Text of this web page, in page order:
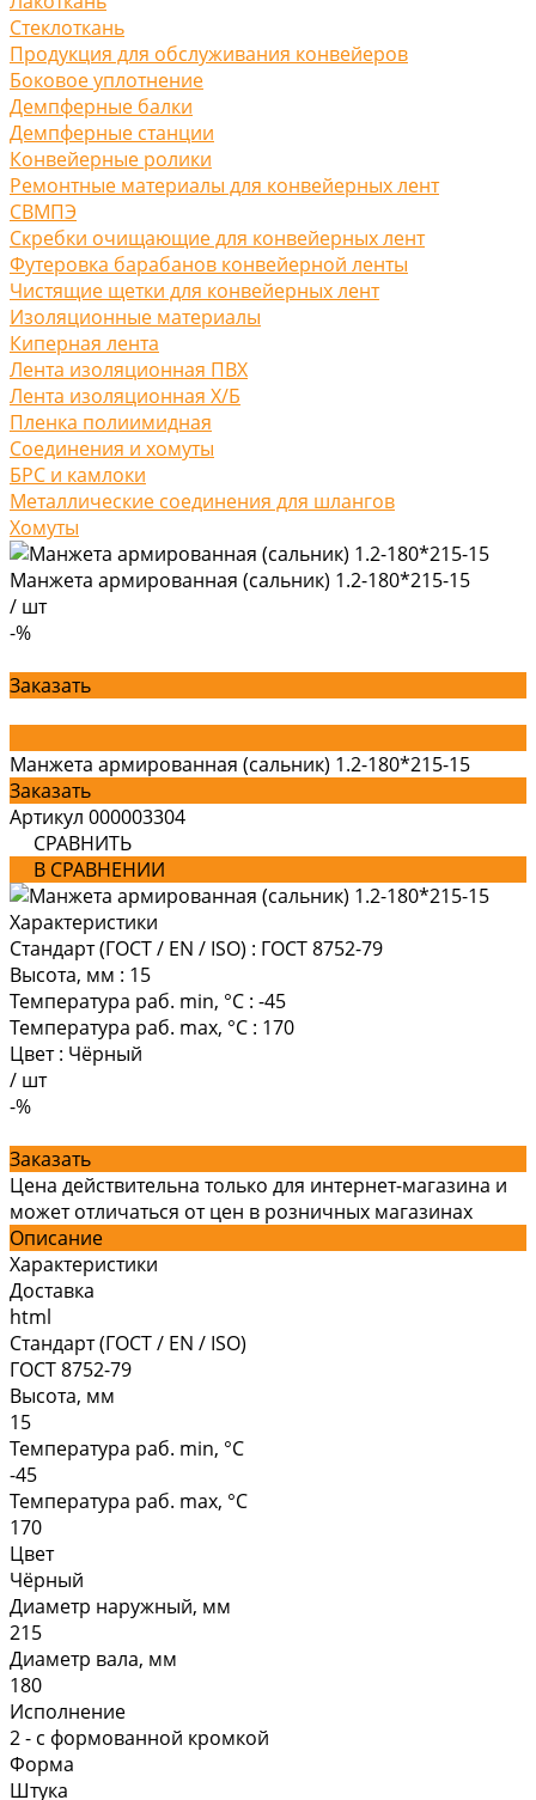
Стеклоткань
Продукция для обслуживания конвейеров
Боковое уплотнение
Демпферные балки
Демпферные станции
Конвейерные ролики
Ремонтные материалы для конвейерных лент
СВМПЭ
Скребки очищающие для конвейерных лент
Футеровка барабанов конвейерной ленты
Чистящие щетки для конвейерных лент
Изоляционные материалы
Киперная лента
Лента изоляционная ПВХ
Лента изоляционная Х/Б
Пленка полиимидная
Соединения и хомуты
БРС и камлоки
Металлические соединения для шлангов
Хомуты
Манжета армированная (сальник) 1.2-180*215-15
/ шт
-%
Заказать
Манжета армированная (сальник) 1.2-180*215-15
Заказать
Артикул 000003304
СРАВНИТЬ
В СРАВНЕНИИ
Характеристики
Стандарт (ГОСТ / EN / ISO) : ГОСТ 8752-79
Высота, мм : 15
Температура раб. min, °C : -45
Температура раб. max, °C : 170
Цвет : Чёрный
/ шт
-%
Заказать
Цена действительна только для интернет-магазина и
может отличаться от цен в розничных магазинах
Описание
Характеристики
Доставка
html
Стандарт (ГОСТ / EN / ISO)
ГОСТ 8752-79
Высота, мм
15
Температура раб. min, °C
-45
Температура раб. max, °C
170
Цвет
Чёрный
Диаметр наружный, мм
215
Диаметр вала, мм
180
Исполнение
2 - с формованной кромкой
Форма
Штука